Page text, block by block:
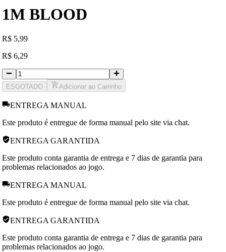
1M BLOOD
R$ 5,99
R$ 6,29
ESGOTADO Adicionar ao Carrinho
ENTREGA MANUAL
Este produto é entregue de forma manual pelo site via chat.
ENTREGA GARANTIDA
Este produto conta garantia de entrega e 7 dias de garantia para
problemas relacionados ao jogo.
ENTREGA MANUAL
Este produto é entregue de forma manual pelo site via chat.
ENTREGA GARANTIDA
Este produto conta garantia de entrega e 7 dias de garantia para
problemas relacionados ao jogo.